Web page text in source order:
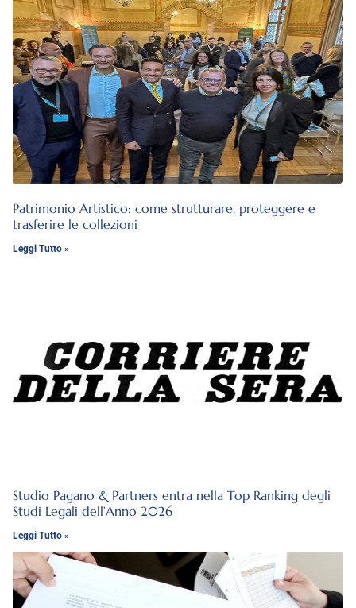
Patrimonio Artistico: come strutturare, proteggere e
trasferire le collezioni
Leggi Tutto »
Studio Pagano & Partners entra nella Top Ranking degli
Studi Legali dell’Anno 2026
Leggi Tutto »